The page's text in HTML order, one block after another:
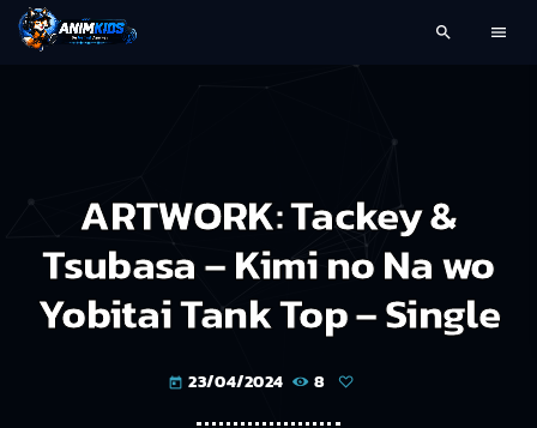
search menu
ARTWORK: Tackey &
Tsubasa – Kimi no Na wo
Yobitai Tank Top – Single
today 23/04/2024 8